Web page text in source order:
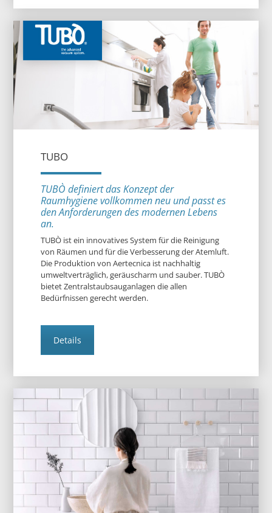
TUBO
TUBÒ definiert das Konzept der
Raumhygiene vollkommen neu und passt es
den Anforderungen des modernen Lebens
an.
TUBÒ ist ein innovatives System für die Reinigung
von Räumen und für die Verbesserung der Atemluft.
Die Produktion von Aertecnica ist nachhaltig
umweltverträglich, geräuscharm und sauber. TUBÒ
bietet Zentralstaubsauganlagen die allen
Bedürfnissen gerecht werden.
Details